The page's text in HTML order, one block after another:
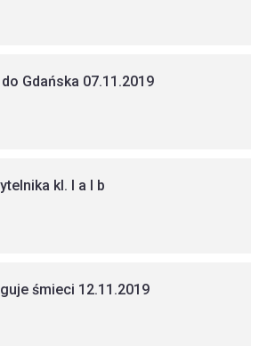
Gdańska 07.11.2019
kl. I a I b
śmieci 12.11.2019